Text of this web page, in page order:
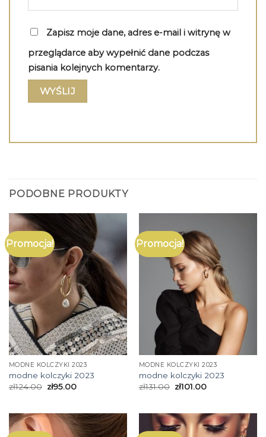
Zapisz moje dane, adres e-mail i witrynę w
przeglądarce aby wypełnić dane podczas
pisania kolejnych komentarzy.
PODOBNE PRODUKTY
Promocja!
MODNE KOLCZYKI 2023
modne kolczyki 2023
zł124.00 zł95.00
Promocja!
MODNE KOLCZYKI 2023
modne kolczyki 2023
zł131.00 zł101.00